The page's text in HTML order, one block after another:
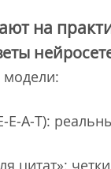
на
модели: